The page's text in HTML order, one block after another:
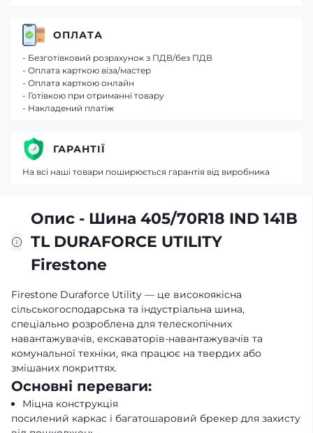
Опис - Шина 405/70R18 IND 141B
TL DURAFORCE UTILITY
Firestone
Firestone Duraforce Utility — це високоякісна
сільськогосподарська та індустріальна шина,
спеціально розроблена для телескопічних
навантажувачів, екскаваторів-навантажувачів та
комунальної техніки, яка працює на твердих або
змішаних покриттях.
Основні переваги:
Міцна конструкція
посилений каркас і багатошаровий брекер для захисту
ОПЛАТА
- Безготівковий розрахунок з ПДВ/без ПДВ
- Оплата карткою віза/мастер
- Оплата карткою онлайн
- Готівкою при отриманні товару
- Накладений платіж
ГАРАНТІЇ
На всі наші товари поширюється гарантія від виробника